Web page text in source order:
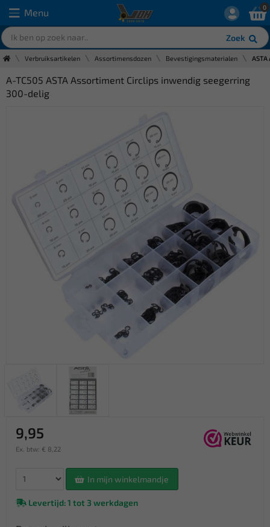
Menu
Zoek
0
Verbruiksartikelen Assortimensdozen Bevestigingsmaterialen
A-TC505 ASTA Assortiment Circlips inwendig seegerring
300-delig
9,95
Ex. btw: € 8,22
In mijn winkelmandje
Levertijd: 1 tot 3 werkdagen